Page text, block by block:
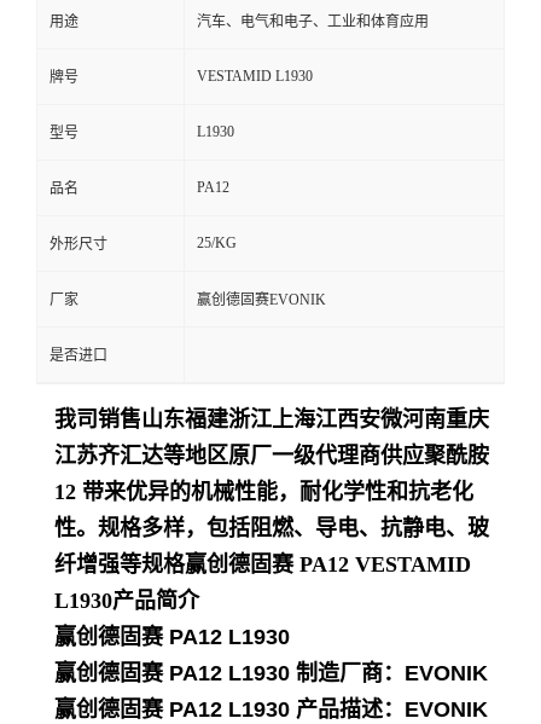
言
用途 汽车、电气和电子、工业和体育应用
牌号 VESTAMID L1930
型号 L1930
品名 PA12
外形尺寸 25/KG
厂家 赢创德固赛EVONIK
是否进口
我司销售山东福建浙江上海江西安微河南重庆
江苏齐汇达等地区原厂一级代理商供应聚酰胺
12 带来优异的机械性能，耐化学性和抗老化
性。规格多样，包括阻燃、导电、抗静电、玻
纤增强等规格赢创德固赛 PA12 VESTAMID
L1930产品简介
赢创德固赛 PA12 L1930
赢创德固赛 PA12 L1930 制造厂商：EVONIK
赢创德固赛 PA12 L1930 产品描述：EVONIK